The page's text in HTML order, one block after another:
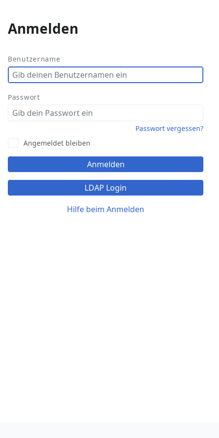
Anmelden
Benutzername
Passwort
Angemeldet bleiben
Anmelden
LDAP Login
Hilfe beim Anmelden
Passwort vergessen?